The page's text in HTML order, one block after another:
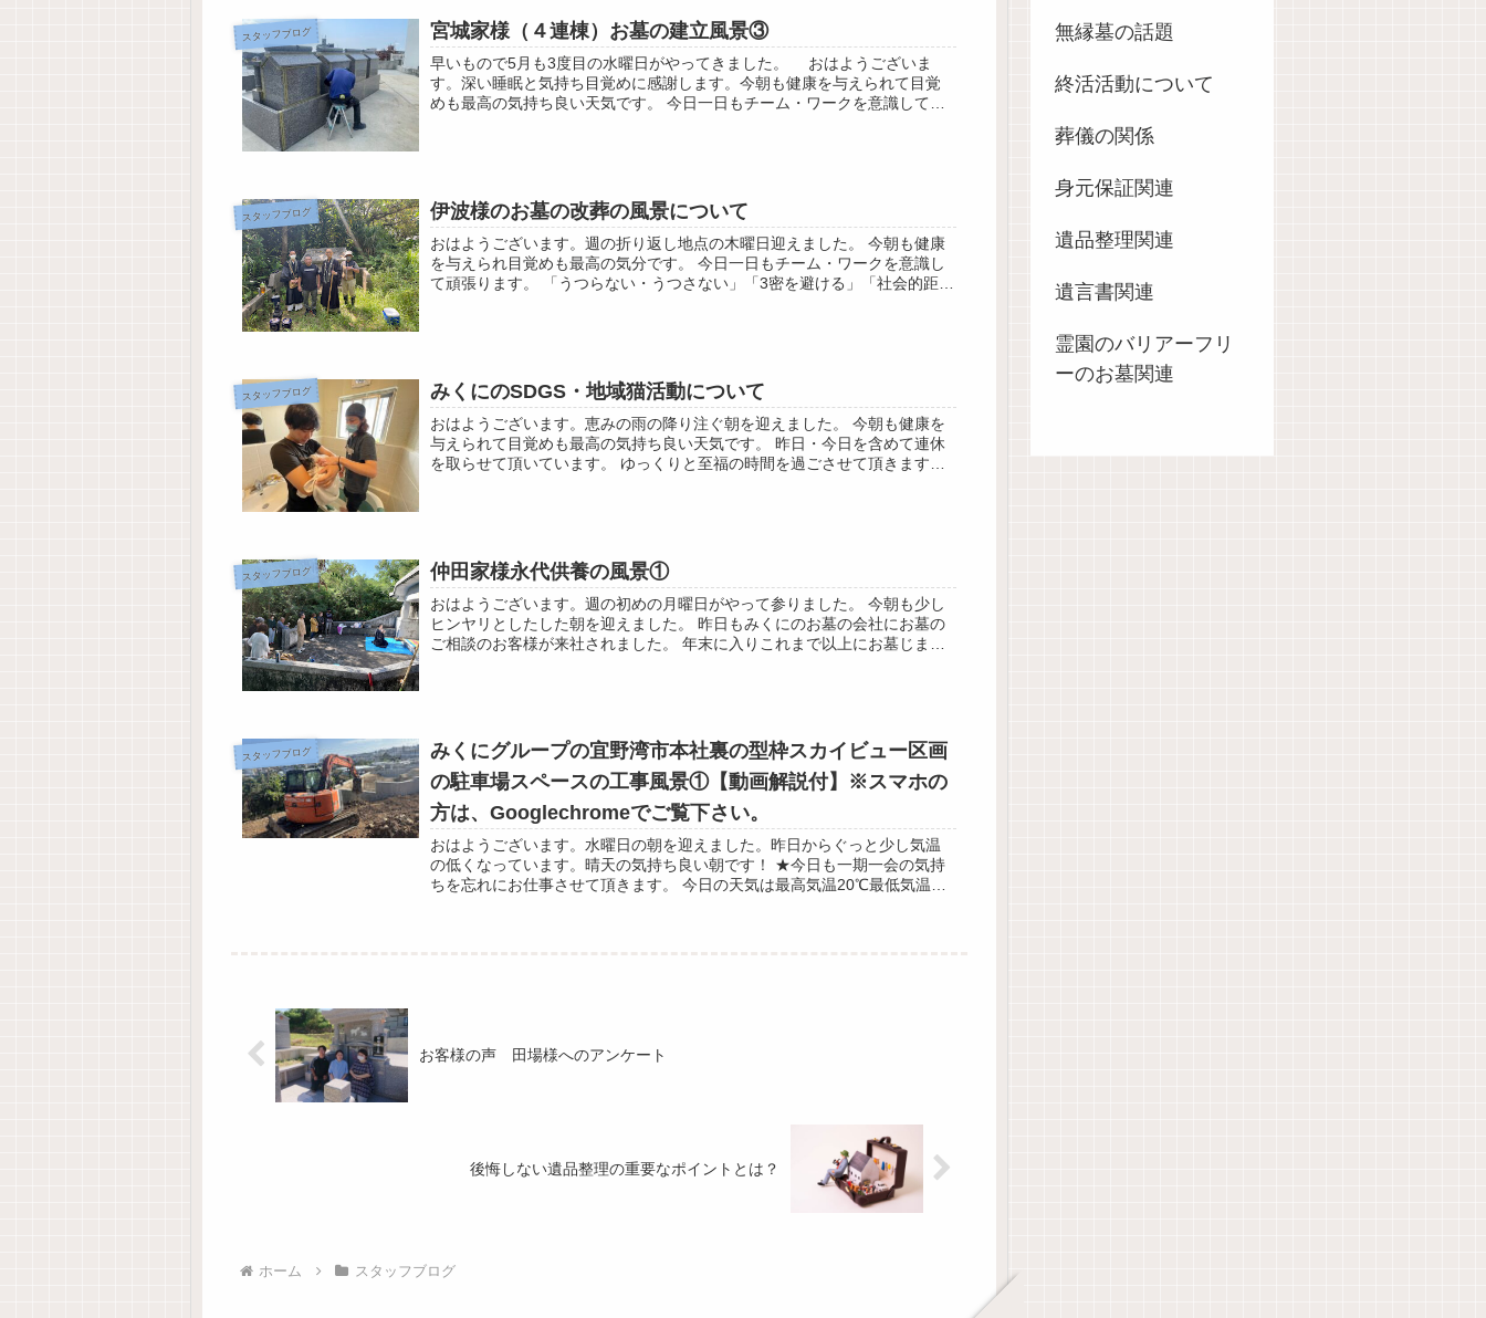
スタッフブログ 宮城家様（４連棟）お墓の建立風景③
早いもので5月も3度目の水曜日がやってきました。 おはようございま
す。深い睡眠と気持ち目覚めに感謝します。今朝も健康を与えられて目覚
めも最高の気持ち良い天気です。 今日一日もチーム・ワークを意識して頑
スタッフブログ 伊波様のお墓の改葬の風景について
おはようございます。週の折り返し地点の木曜日迎えました。 今朝も健康
を与えられ目覚めも最高の気分です。 今日一日もチーム・ワークを意識し
て頑張ります。 「うつらない・うつさない」「3密を避ける」「社会的距離
スタッフブログ みくにのSDGS・地域猫活動について
おはようございます。恵みの雨の降り注ぐ朝を迎えました。 今朝も健康を
与えられて目覚めも最高の気持ち良い天気です。 昨日・今日を含めて連休
を取らせて頂いています。 ゆっくりと至福の時間を過ごさせて頂きます。
スタッフブログ 仲田家様永代供養の風景①
おはようございます。週の初めの月曜日がやって参りました。 今朝も少し
ヒンヤリとしたした朝を迎えました。 昨日もみくにのお墓の会社にお墓の
ご相談のお客様が来社されました。 年末に入りこれまで以上にお墓じまい
スタッフブログ
みくにグループの宜野湾市本社裏の型枠スカイビュー区画
の駐車場スペースの工事風景①【動画解説付】※スマホの
方は、Googlechromeでご覧下さい。
おはようございます。水曜日の朝を迎えました。昨日からぐっと少し気温
の低くなっています。晴天の気持ち良い朝です！ ★今日も一期一会の気持
ちを忘れにお仕事させて頂きます。 今日の天気は最高気温20℃最低気温
お客様の声 田場様へのアンケート
後悔しない遺品整理の重要なポイントとは？
ホーム スタッフブログ
無縁墓の話題
終活活動について
葬儀の関係
身元保証関連
遺品整理関連
遺言書関連
霊園のバリアーフリ
ーのお墓関連